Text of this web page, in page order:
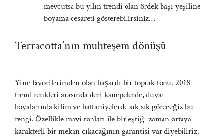
mevcutsa bu yılın trendi olan ördek başı yeşiline
boyama cesareti gösterebilirsiniz…
Terracotta’nın muhteşem dönüşü
Yine favorilerimden olan başarılı bir toprak tonu. 2018
trend renkleri arasında deri kanepelerde, duvar
boyalarında kilim ve battaniyelerde sık sık göreceğiz bu
rengi. Özellikle mavi tonları ile birleştiği zaman ortaya
karakterli bir mekan çıkacağının garantisi var diyebiliriz.